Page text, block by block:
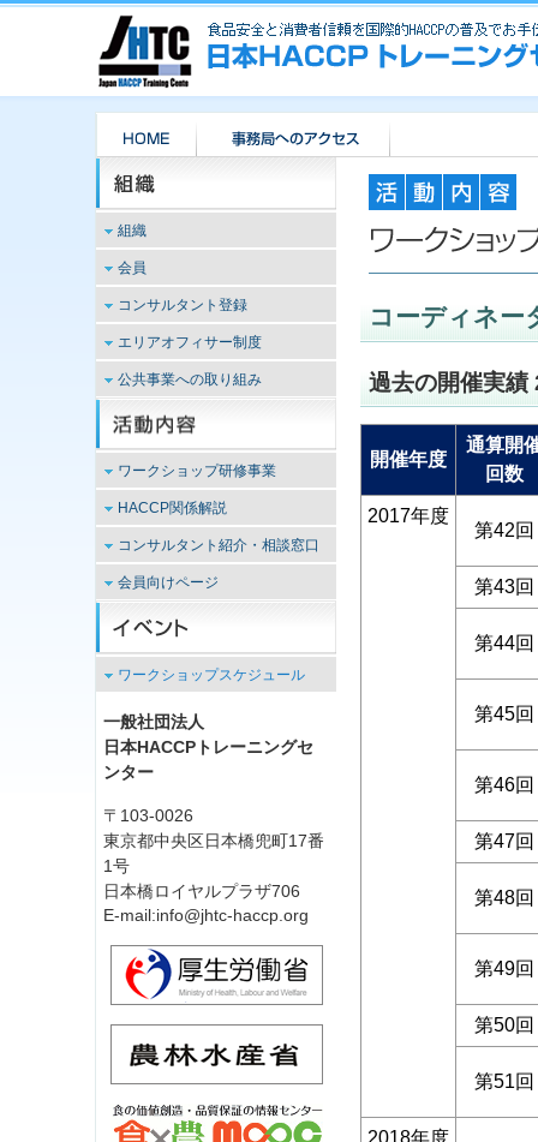
コーディネー
過去の開催実績
開催年度
通算開
回数
2017年度
第42回
第43回
第44回
第45回
第46回
第47回
第48回
第49回
第50回
第51回
2018年度
組織
設立の趣旨
活動方針
活動の内容
沿革
役員
組織
予算書・決算書
パンフレットダウンロード
個人情報保護
会員
JHTC会員とは
リード・インストラクタ
ー
上級コーディネーター
コーディネーター
会員登録のご案内
登録者名簿
コンサルタント登録
コンサルティングファーム（登
録および紹介）は現在休止中で
す。
エリアオフィサー制度
エリアオフィサー制度は現在停
止中です。
公共事業への取り組み
公共事業への取り組みは現在休
止中です。
ワークショップ研修事業
コーディネーターワークシ
ョップ
上級コーディネーターワー
クショップ
リード・インストラクター
養成コース
アー等
訪問型研修
キャンセルポリシー
HACCP関係解説
用語解説
HACCP解説
関連解説
翻訳文献
コンサルタント紹介・相談窓口
コンサルタント紹介・相談窓口
は現在休止中です。
会員向けページ
フォローアップセミナー
ツールBOX
会員登録・更新など
JHTC会員登録・変更書式ダ
ウンロード
ワークショップスケジュール
一般社団法人
日本HACCPトレーニングセ
ンター
〒103-0026
東京都中央区日本橋兜町17番
1号
日本橋ロイヤルプラザ706
E-mail:info@jhtc-haccp.org